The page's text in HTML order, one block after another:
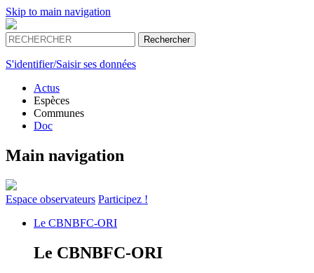
Skip to main navigation
S'identifier/Saisir ses données
Actus
Espèces
Communes
Doc
Main navigation
Espace observateurs Participez !
Le CBNBFC-ORI
Le CBNBFC-ORI